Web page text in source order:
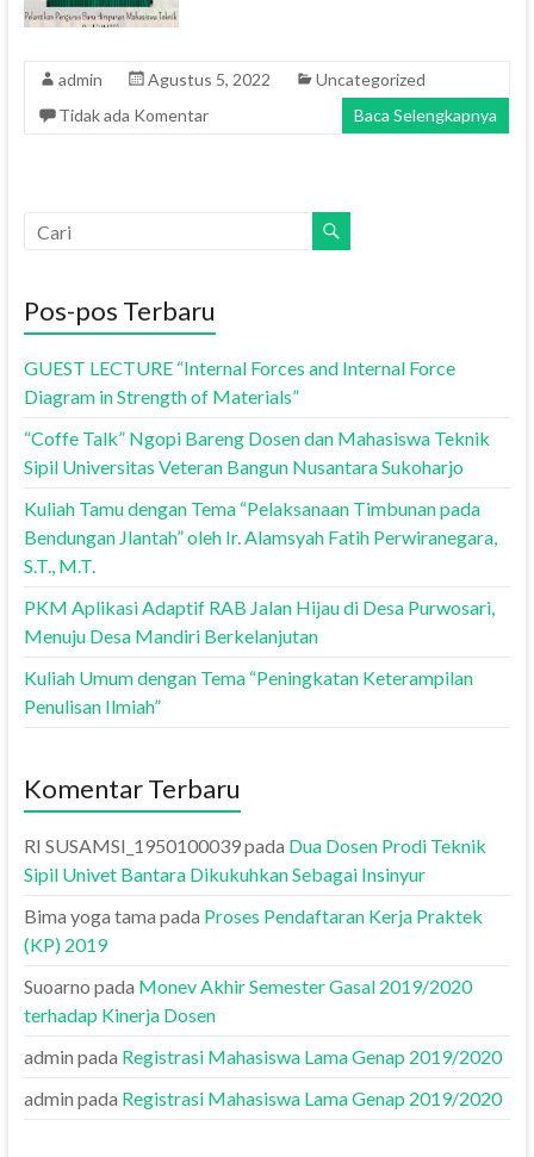
admin Agustus 5, 2022
Uncategorized
Tidak ada Komentar
Baca Selengkapnya
Pos-pos Terbaru
GUEST LECTURE “Internal Forces and Internal Force
Diagram in Strength of Materials”
“Coffe Talk” Ngopi Bareng Dosen dan Mahasiswa Teknik
Sipil Universitas Veteran Bangun Nusantara Sukoharjo
Kuliah Tamu dengan Tema “Pelaksanaan Timbunan pada
Bendungan Jlantah” oleh Ir. Alamsyah Fatih Perwiranegara,
S.T., M.T.
PKM Aplikasi Adaptif RAB Jalan Hijau di Desa Purwosari,
Menuju Desa Mandiri Berkelanjutan
Kuliah Umum dengan Tema “Peningkatan Keterampilan
Penulisan Ilmiah”
Komentar Terbaru
RI SUSAMSI_1950100039pada Dua Dosen Prodi Teknik
Sipil Univet Bantara Dikukuhkan Sebagai Insinyur
Bima yoga tama pada Proses Pendaftaran Kerja Praktek
(KP) 2019
Suoarno pada Monev Akhir Semester Gasal 2019/2020
terhadap Kinerja Dosen
admin pada Registrasi Mahasiswa Lama Genap 2019/2020
admin pada Registrasi Mahasiswa Lama Genap 2019/2020